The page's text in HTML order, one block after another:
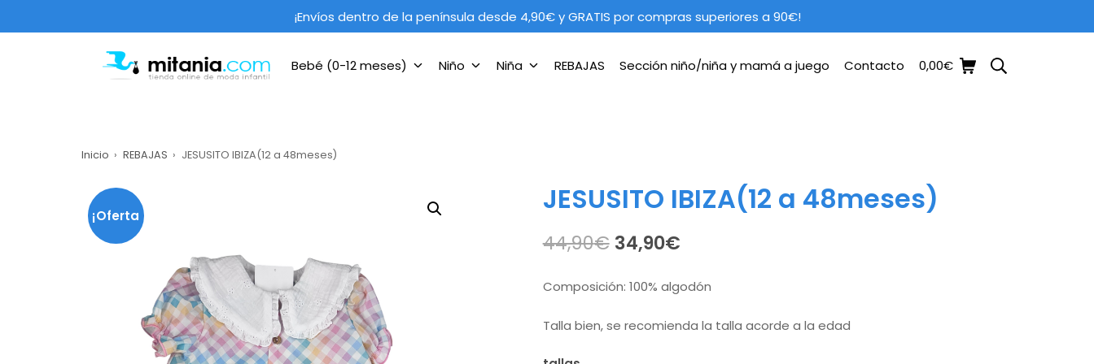
al
¡Envíos dentro de la península desde 4,90€ y GRATIS por compras superiores a 90€!
Bebé (0-12 meses) Niño Niña REBAJAS Sección niño/niña y mamá a juego Contacto Carrito de la compra
0,00€
Inicio REBAJAS JESUSITO IBIZA(12 a 48meses)
¡Oferta JESUSITO IBIZA(12 a 48meses)
44,90€ El
era:
34,90€El
es:
Composición: 100% algodón
Talla bien, se recomienda la talla acorde a la edad